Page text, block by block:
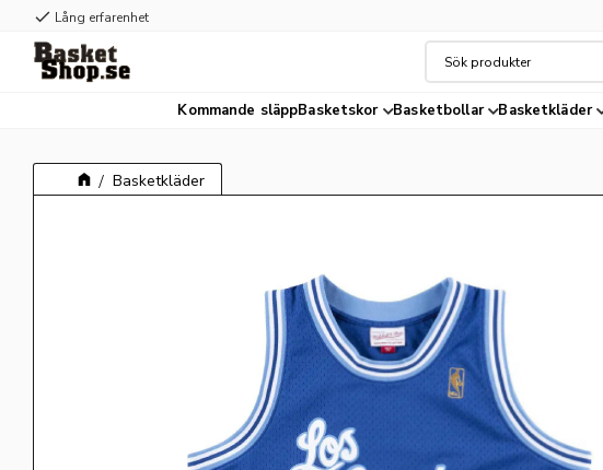
check Lång erfarenhet
Kommande släppBasketskor Basketbollar Basketkläder
Basketkläder